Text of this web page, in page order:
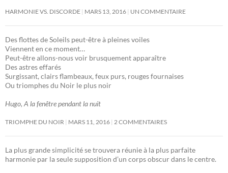
HARMONIE VS. DISCORDE MARS 13, 2016 UN COMMENTAIRE
Des flottes de Soleils peut-être à pleines voiles
Viennent en ce moment…
Peut-être allons-nous voir brusquement apparaître
Des astres effarés
Surgissant, clairs flambeaux, feux purs, rouges fournaises
Ou triomphes du Noir le plus noir
Hugo, A la fenêtre pendant la nuit
TRIOMPHE DU NOIR MARS 11, 2016 2 COMMENTAIRES
La plus grande simplicité se trouvera réunie à la plus parfaite
harmonie par la seule supposition d’un corps obscur dans le centre.